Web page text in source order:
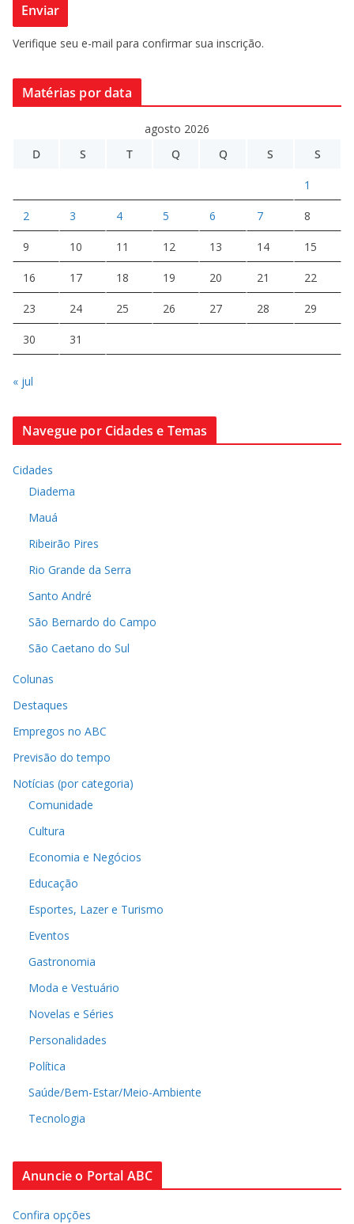
Verifique seu e-mail para confirmar sua inscrição.
Matérias por data
agosto 2026
D
S T Q Q S S
1
2 3 4 5 6 7 8
9 10 11 12 13 14 15
16 17 18 19 20 21 22
23 24 25 26 27 28 29
30 31
« jul
Navegue por Cidades e Temas
Cidades
Diadema
Mauá
Ribeirão Pires
Rio Grande da Serra
Santo André
São Bernardo do Campo
São Caetano do Sul
Colunas
Destaques
Empregos no ABC
Previsão do tempo
Notícias (por categoria)
Comunidade
Cultura
Economia e Negócios
Educação
Esportes, Lazer e Turismo
Eventos
Gastronomia
Moda e Vestuário
Novelas e Séries
Personalidades
Política
Saúde/Bem-Estar/Meio-Ambiente
Tecnologia
Anuncie o Portal ABC
Confira opções